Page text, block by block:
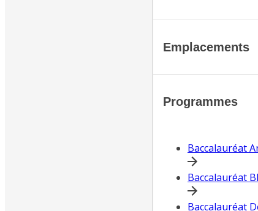
Emplacements
Programmes
Baccalauréat
Baccalauréat
Baccalauréat